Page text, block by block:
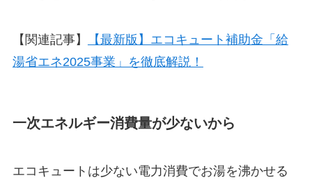
【関連記事】
【最新版】エコキュート補助金「給
湯省エネ2025事業」を徹底解説！
一次エネルギー消費量が少ないから
エコキュートは少ない電力消費でお湯を沸かせる